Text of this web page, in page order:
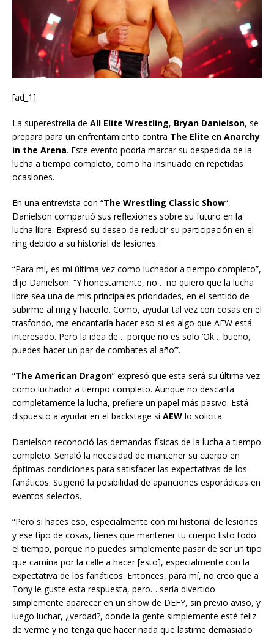
[ad_1]
La superestrella de All Elite Wrestling, Bryan Danielson, se
prepara para un enfrentamiento contra The Elite en Anarchy
in the Arena. Este evento podría marcar su despedida de la
lucha a tiempo completo, como ha insinuado en repetidas
ocasiones.
En una entrevista con “The Wrestling Classic Show“,
Danielson compartió sus reflexiones sobre su futuro en la
lucha libre. Expresó su deseo de reducir su participación en el
ring debido a su historial de lesiones.
“Para mí, es mi última vez como luchador a tiempo completo”,
dijo Danielson. “Y honestamente, no… no quiero que la lucha
libre sea una de mis principales prioridades, en el sentido de
subirme al ring y hacerlo. Como, ayudar tal vez con cosas en el
trasfondo, me encantaría hacer eso si es algo que AEW está
interesado. Pero la idea de… porque no es solo ‘Ok… bueno,
puedes hacer un par de combates al año’”.
“The American Dragon” expresó que esta será su última vez
como luchador a tiempo completo. Aunque no descarta
completamente la lucha, prefiere un papel más pasivo. Está
dispuesto a ayudar en el backstage si AEW lo solicita.
Danielson reconoció las demandas físicas de la lucha a tiempo
completo. Señaló la necesidad de mantener su cuerpo en
óptimas condiciones para satisfacer las expectativas de los
fanáticos. Sugierió la posibilidad de apariciones esporádicas en
eventos selectos.
“Pero si haces eso, especialmente con mi historial de lesiones
y ese tipo de cosas, tienes que mantener tu cuerpo listo todo
el tiempo, porque no puedes simplemente pasar de ser un tipo
que camina por la calle a hacer [esto], especialmente con la
expectativa de los fanáticos. Entonces, para mí, no creo que a
Tony le guste esta respuesta, pero… sería divertido
simplemente aparecer en un show de DEFY, sin previo aviso, y
luego luchar, ¿verdad?, donde la gente simplemente esté feliz
de verme y no tenga que hacer nada que lastime demasiado